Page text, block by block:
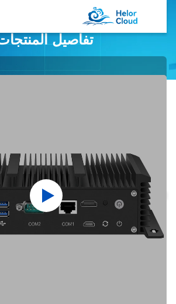
تفاصيل المنتجات